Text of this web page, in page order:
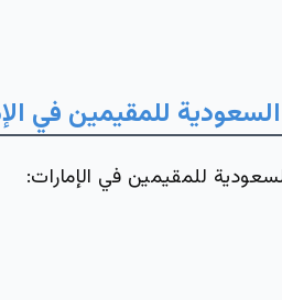
للمقيمين في
للمقيمين في الإمارات: